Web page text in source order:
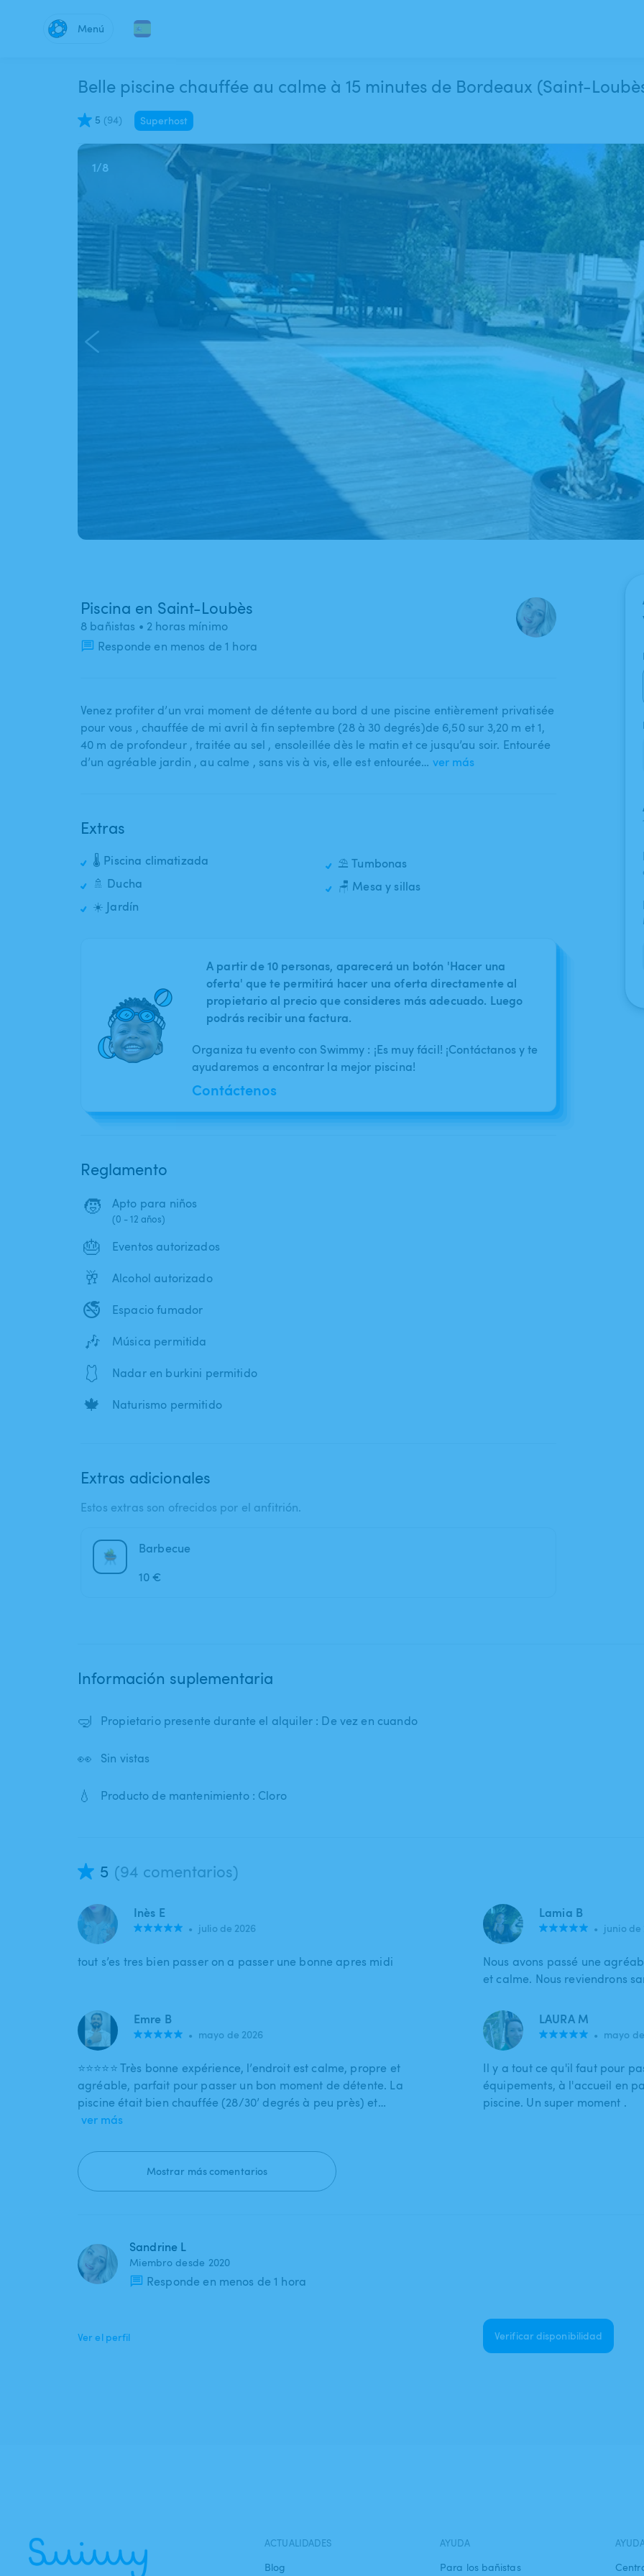
Menú
Belle piscine chauffée au calme à 15 minutes de Bordeaux (Saint-
5 (94) Superhost
1/8
Piscina en Saint-Loubès
8 bañistas • 2 horas mínimo
Responde en menos de 1 hora
Venez profiter d’un vrai moment de détente au bord d une piscine entièrement privatisée
pour vous ​,​ chauffée de mi avril à fin septembre (28 à 30 degrés)de 6​,​50 sur 3​,​20 m et 1​,​
40 m de profondeur ​,​ traitée au sel ​,​ ensoleillée dès le matin et ce jusqu’au soir. Entourée
d’un agréable jardin ​,​ au calme ​,​ sans vis à vis​,​ elle est entourée… ver más
Extras
🌡️ Piscina climatizada
🚿 Ducha
☀️ Jardín
⛱️ Tumbonas
🪑 Mesa y sillas
A partir de 10 personas, aparecerá un botón 'Hacer una
oferta' que te permitirá hacer una oferta directamente al
propietario al precio que consideres más adecuado. Luego
podrás recibir una factura.
Organiza tu evento con Swimmy : ¡Es muy fácil! ¡Contáctanos y te
ayudaremos a encontrar la mejor piscina!
Contáctenos
Reglamento
🧒 Apto para niños
(0 - 12 años)
🎂 Eventos autorizados
🥂 Alcohol autorizado
🚭 Espacio fumador
🎶 Música permitida
🩱 Nadar en burkini permitido
🍁 Naturismo permitido
Extras adicionales
Estos extras son ofrecidos por el anfitrión.
Barbecue
10 €
Información suplementaria
🤿 Propietario presente durante el alquiler : De vez en cuando
👀 Sin vistas
💧 Producto de mantenimiento : Cloro
5 (94 comentarios)
Inès E
• julio de 2026
tout s’es tres bien passer on a passer une bonne apres midi
Lamia B
• junio de
Nous avons passé une
et calme. Nous reviendrons
Emre B
• mayo de 2026
⭐⭐⭐⭐⭐ Très bonne expérience, l’endroit est calme, propre et
agréable, parfait pour passer un bon moment de détente. La
piscine était bien chauffée (28/30’ degrés à peu près) et…
ver más
LAURA M
• mayo
Il y a tout ce qu'il faut pour
équipements, à l'accueil en
piscine. Un super moment .
Mostrar más comentarios
Sandrine L
Miembro desde 2020
Responde en menos de 1 hora
Ver el perfil Verificar disponibilidad
ACTUALIDADES
Blog
AYUDA
Para los bañistas